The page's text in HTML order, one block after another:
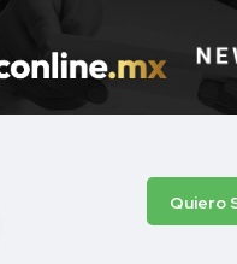
Quiero